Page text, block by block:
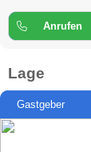
Anrufen
Lage
Gastgeber